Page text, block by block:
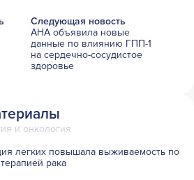
Следующая новость
AHA объявила новые
данные по влиянию ГПП-1
на сердечно-сосудистое
здоровье
и онкология
легких повышала выживаемость по
рака